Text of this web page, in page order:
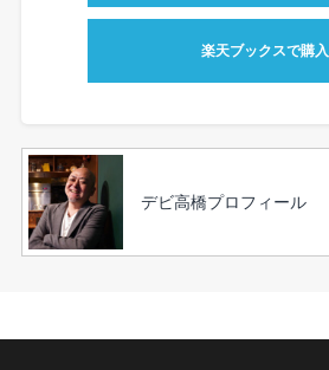
楽天ブックスで購入
デビ高橋プロフィール